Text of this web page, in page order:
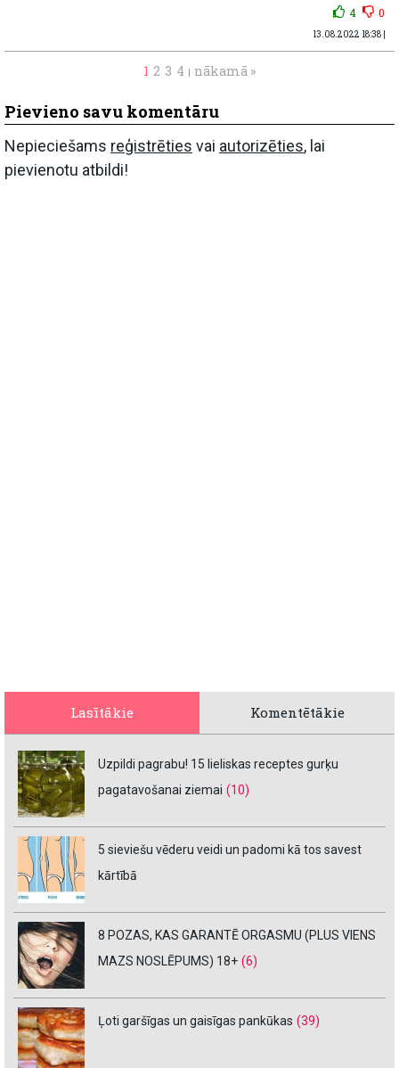
4 0
13.08.2022 18:38 |
1 2 3 4 | nākamā »
Pievieno savu komentāru
Nepieciešams reģistrēties vai autorizēties, lai
pievienotu atbildi!
Lasītākie Komentētākie
Uzpildi pagrabu! 15 lieliskas receptes gurķu
pagatavošanai ziemai (10)
5 sieviešu vēderu veidi un padomi kā tos savest
kārtībā
8 POZAS, KAS GARANTĒ ORGASMU (PLUS VIENS
MAZS NOSLĒPUMS) 18+ (6)
Ļoti garšīgas un gaisīgas pankūkas (39)